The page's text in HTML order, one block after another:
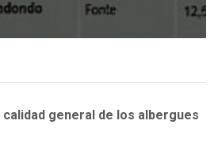
general de los albergues